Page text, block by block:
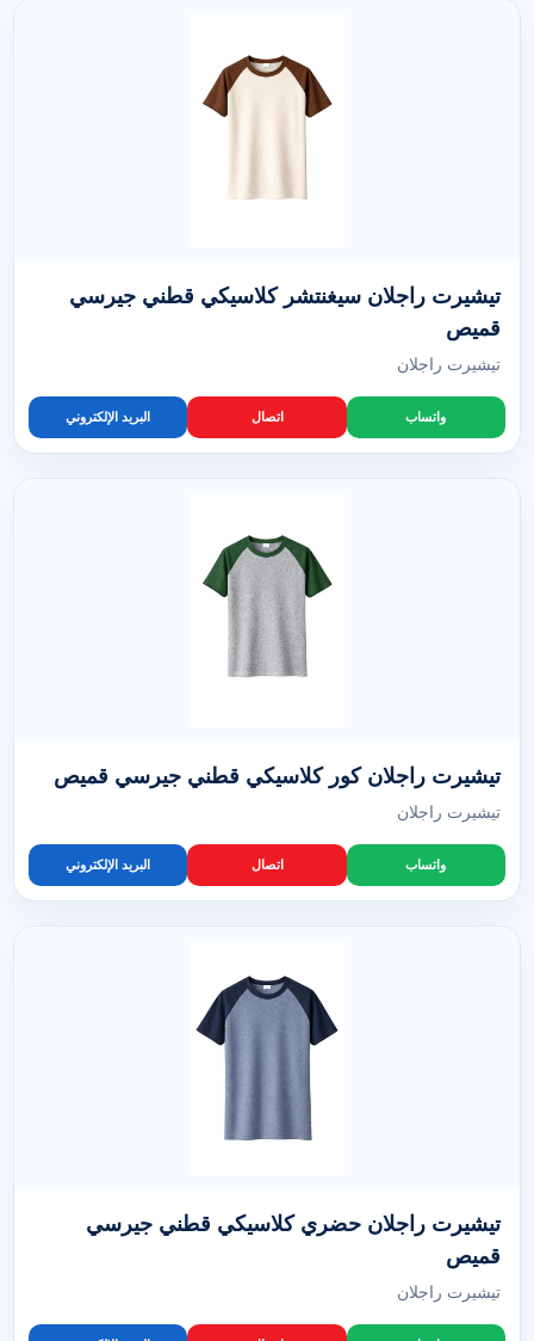
تيشيرت راجلان سيغنتشر كلاسيكي قطني جيرسي
قميص
تيشيرت راجلان
واتساب اتصال البريد الإلكتروني
تيشيرت راجلان كور كلاسيكي قطني جيرسي قميص
تيشيرت راجلان
واتساب اتصال البريد الإلكتروني
تيشيرت راجلان حضري كلاسيكي قطني جيرسي
قميص
تيشيرت راجلان